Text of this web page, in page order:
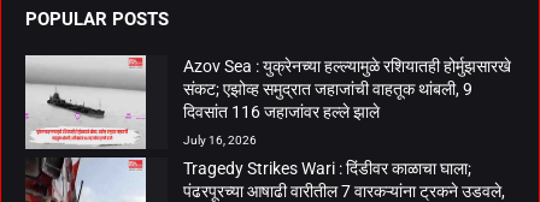
POPULAR POSTS
Azov Sea : युक्रेनच्या हल्ल्यामुळे रशियातही होर्मुझसारखे
संकट; एझोव्ह समुद्रात जहाजांची वाहतूक थांबली, 9
दिवसांत 116 जहाजांवर हल्ले झाले
July 16, 2026
Tragedy Strikes Wari : दिंडीवर काळाचा घाला;
पंढरपूरच्या आषाढी वारीतील 7 वारकऱ्यांना ट्रकने उडवले,